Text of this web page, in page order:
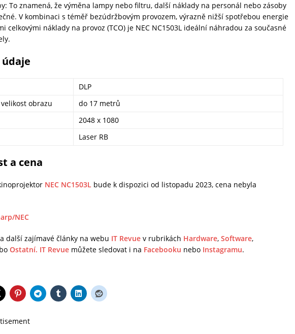
To znamená, že výměna lampy nebo filtru, další náklady na personál nebo zásoby
V kombinaci s téměř bezúdržbovým provozem, výrazně nižší spotřebou energie
celkovými náklady na provoz (TCO) je NEC NC1503L ideální náhradou za současné
DLP
obrazu
do 17 metrů
2048 x 1080
Laser RB
a cena
NEC NC1503L bude k dispozici od listopadu 2023, cena nebyla
NEC
další zajímavé články na webu IT Revue v rubrikách Hardware, Software,
Ostatní. IT Revue můžete sledovat i na Facebooku nebo Instagramu.